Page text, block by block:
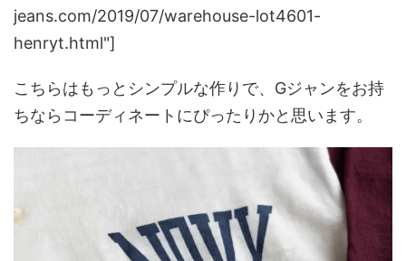
jeans.com/2019/07/warehouse-lot4601-
henryt.html"]
こちらはもっとシンプルな作りで、Gジャンをお持
ちならコーディネートにぴったりかと思います。